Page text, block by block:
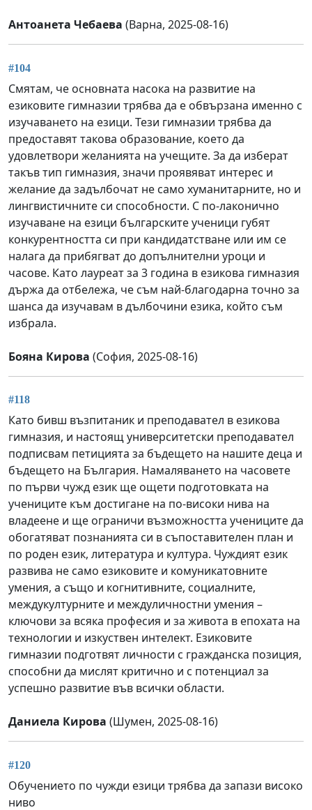
Антоанета Чебаева (Варна, 2025-08-16)
#104
Смятам, че основната насока на развитие на
езиковите гимназии трябва да е обвързана именно с
изучаването на езици. Тези гимназии трябва да
предоставят такова образование, което да
удовлетвори желанията на учещите. За да изберат
такъв тип гимназия, значи проявяват интерес и
желание да задълбочат не само хуманитарните, но и
лингвистичните си способности. С по-лаконично
изучаване на езици българските ученици губят
конкурентността си при кандидатстване или им се
налага да прибягват до допълнителни уроци и
часове. Като лауреат за 3 година в езикова гимназия
държа да отбележа, че съм най-благодарна точно за
шанса да изучавам в дълбочини езика, който съм
избрала.
Бояна Кирова (София, 2025-08-16)
#118
Като бивш възпитаник и преподавател в езикова
гимназия, и настоящ университетски преподавател
подписвам петицията за бъдещето на нашите деца и
бъдещето на България. Намаляването на часовете
по първи чужд език ще ощети подготовката на
учениците към достигане на по-високи нива на
владеене и ще ограничи възможността учениците да
обогатяват познанията си в съпоставителен план и
по роден език, литература и култура. Чуждият език
развива не само езиковите и комуникатовните
умения, а също и когнитивните, социалните,
междукултурните и междуличностни умения –
ключови за всяка професия и за живота в епохата на
технологии и изкуствен интелект. Езиковите
гимназии подготвят личности с гражданска позиция,
способни да мислят критично и с потенциал за
успешно развитие във всички области.
Даниела Кирова (Шумен, 2025-08-16)
#120
Обучението по чужди езици трябва да запази високо
ниво